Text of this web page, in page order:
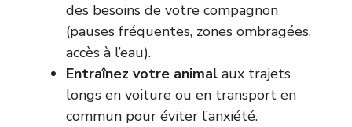
des besoins de votre compagnon
(pauses fréquentes, zones ombragées,
accès à l’eau).
Entraînez votre animal aux trajets
longs en voiture ou en transport en
commun pour éviter l’anxiété.